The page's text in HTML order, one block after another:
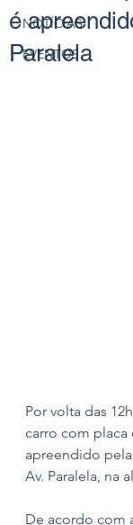
NOTÍCIAS
EVENTOS
é
Paralela
Por volta das
carro com placa
apreendido
Av. Paralela, na
De acordo com